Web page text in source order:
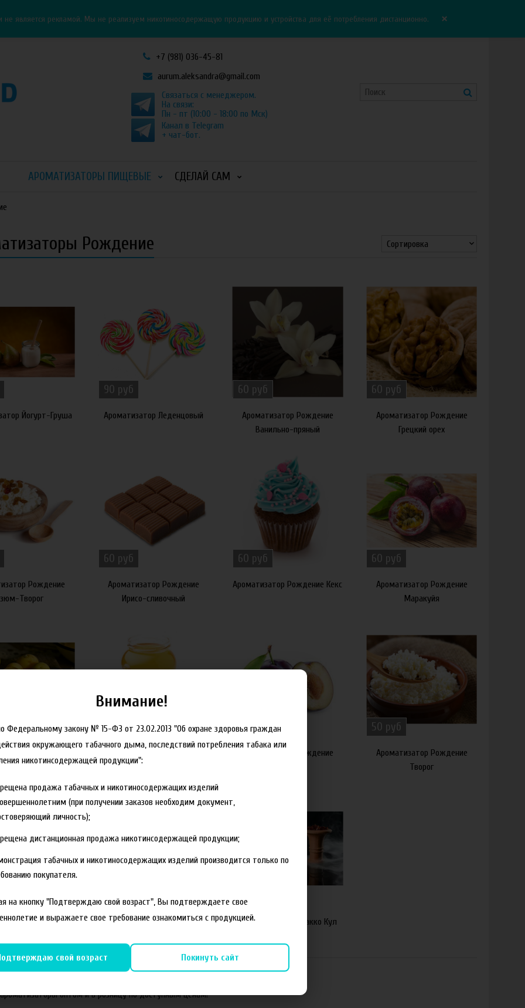
является рекламой. Мы не реализуем никотиносодержащую продукцию и устройства для её потребления дистанционно. ×
+7 (981) 036-45-81
aurum.aleksandra@gmail.com
Связаться с менеджером.
На связи:
Пн - пт (10:00 - 18:00 по Мск)
Канал в Telegram
+ чат-бот.
АРОМАТИЗАТОРЫ ПИЩЕВЫЕ СДЕЛАЙ САМ
Рождение
Йогурт-Груша
90 руб
Ароматизатор Леденцовый
60 руб
Ароматизатор Рождение
Ванильно-пряный
60 руб
Ароматизатор Рождение
Грецкий орех
Рождение
Творог
60 руб
Ароматизатор Рождение
Ирисо-сливочный
60 руб
Ароматизатор Рождение Кекс
60 руб
Ароматизатор Рождение
Маракуйя
60 руб 60 руб
Ароматизатор Рождение
50 руб
Ароматизатор Рождение
Творог
Рождение
60 руб
Ароматизатор Рождение
Ароматизатор Тобакко Кул
по
оптом и в розницу по доступным ценам!
Внимание!
Федеральному закону № 15-ФЗ от 23.02.2013 "Об охране здоровья граждан
окружающего табачного дыма, последствий потребления табака или
никотинсодержащей продукции":
продажа табачных и никотиносодержащих изделий
(при получении заказов необходим документ,
личность);
дистанционная продажа никотинсодержащей продукции;
табачных и никотиносодержащих изделий производится только по
покупателя.
на кнопку "Подтверждаю свой возраст", Вы подтверждаете свое
и выражаете свое требование ознакомиться с продукцией.
свой возраст Покинуть сайт